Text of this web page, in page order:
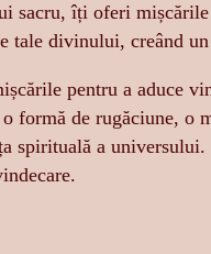
sacru, îți oferi
divinului, creând
pentru a aduce
formă de rugăciune, o
spirituală a